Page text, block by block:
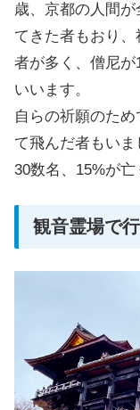
歳、京都の人間
てきた者もおり
者が多く、僧尼が
いいます。
自らの祈願のた
て飛んだ者もいま
30数名、15%が亡
観音霊場で